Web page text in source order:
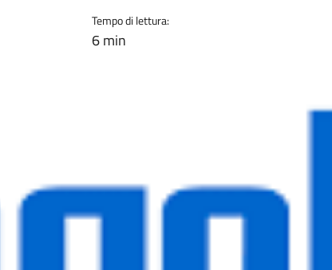
Tempo di lettura:
6 min